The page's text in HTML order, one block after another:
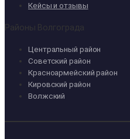
Кейсы и отзывы
Районы Волгограда
Центральный район
Советский район
Красноармейский район
Кировский район
Волжский